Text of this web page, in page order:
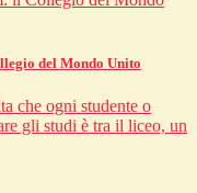
del Mondo Unito
che ogni studente o
gli studi è tra il liceo, un